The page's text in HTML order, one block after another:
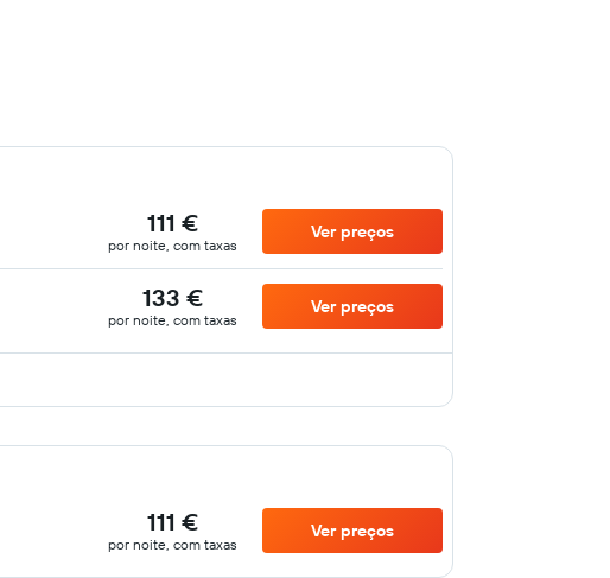
111 €
por noite, com taxas
Ver preços
133 €
por noite, com taxas
Ver preços
111 €
por noite, com taxas
Ver preços